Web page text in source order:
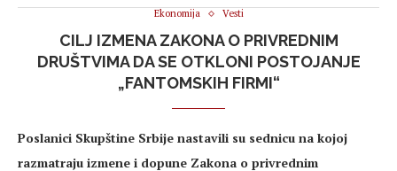
Ekonomija Vesti
CILJ IZMENA ZAKONA O PRIVREDNIM
DRUŠTVIMA DA SE OTKLONI POSTOJANJE
„FANTOMSKIH FIRMI“
Poslanici Skupštine Srbije nastavili su sednicu na kojoj
razmatraju izmene i dopune Zakona o privrednim